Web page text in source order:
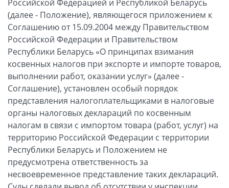
Российской Федерацией и Республикой Беларусь
(далее - Положение), являющегося приложением к
Соглашению от 15.09.2004 между Правительством
Российской Федерации и Правительством
Республики Беларусь «О принципах взимания
косвенных налогов при экспорте и импорте товаров,
выполнении работ, оказании услуг» (далее -
Соглашение), установлен особый порядок
представления налогоплательщиками в налоговые
органы налоговых деклараций по косвенным
налогам в связи с импортом товара (работ, услуг) на
территорию Российской Федерации с территории
Республики Беларусь и Положением не
предусмотрена ответственность за
несвоевременное представление таких деклараций.